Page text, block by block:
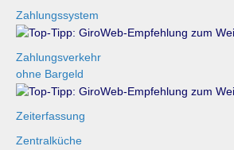
Zahlungssystem
Zahlungsverkehr
ohne Bargeld
Zeiterfassung
Zentralküche